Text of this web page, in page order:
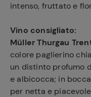
intenso, fruttato e
Vino consigliato:
Müller Thurgau
colore paglierino
un distinto profumo
e albicocca; in
per netta e